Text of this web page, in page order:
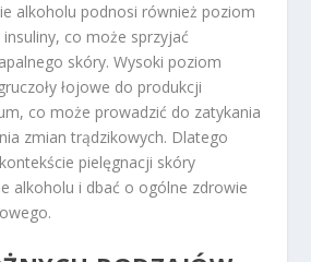
alkoholu podnosi również poziom
co może sprzyjać
skóry. Wysoki poziom
łojowe do produkcji
co może prowadzić do zatykania
zmian trądzikowych. Dlatego
pielęgnacji skóry
alkoholu i dbać o ogólne zdrowie